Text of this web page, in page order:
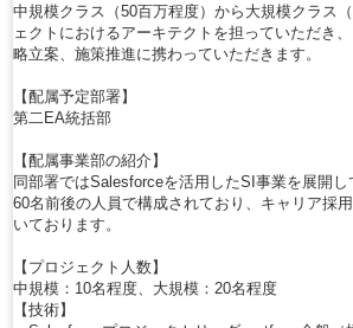
中規模クラス（50百万程度）から大規模クラス
ェクトにおけるアーキテクトを担っていただき
略立案、施策推進に携わっていただきます。
【配属予定部署】
第二EA統括部
【配属事業部の紹介】
同部署ではSalesforceを活用したSI事業を展開し
60名前後の人員で構成されており、キャリア採
いております。
【プロジェクト人数】
中規模：10名程度、大規模：20名程度
【技術】